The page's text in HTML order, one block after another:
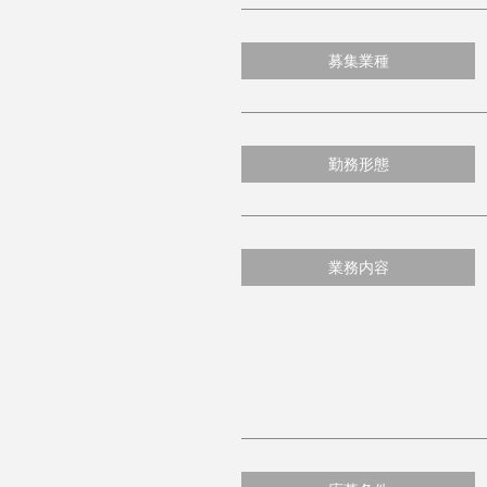
募集業種
勤務形態
業務内容